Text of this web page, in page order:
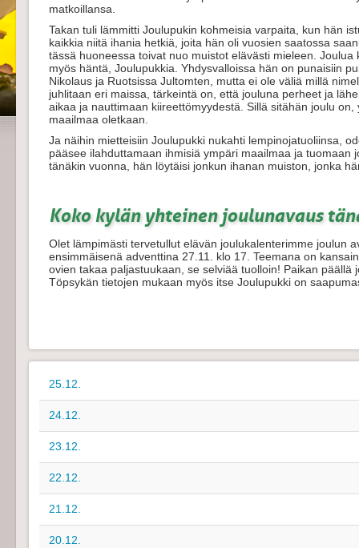
matkoillansa.
Takan tuli lämmitti Joulupukin kohmeisia varpaita, kun hän
kaikkia niitä ihania hetkiä, joita hän oli vuosien saatossa
tässä huoneessa toivat nuo muistot elävästi mieleen.
myös häntä, Joulupukkia. Yhdysvalloissa hän on punaisiin
Nikolaus ja Ruotsissa Jultomten, mutta ei ole väliä millä
juhlitaan eri maissa, tärkeintä on, että jouluna perheet ja
aikaa ja nauttimaan kiireettömyydestä. Sillä sitähän joulu
maailmaa oletkaan.
Ja näihin mietteisiin Joulupukki nukahti lempinojatuoliinsa,
pääsee ilahduttamaan ihmisiä ympäri maailmaa ja tuomaan
tänäkin vuonna, hän löytäisi jonkun ihanan muiston, jonka
Koko kylän yhteinen joulunavaus
Olet lämpimästi tervetullut elävän joulukalenterimme joulun
ensimmäisenä adventtina 27.11. klo 17. Teemana on
ovien takaa paljastuukaan, se selviää tuolloin! Paikan päällä
Töpsykän tietojen mukaan myös itse Joulupukki on
25.12.
24.12.
23.12.
22.12.
21.12.
20.12.